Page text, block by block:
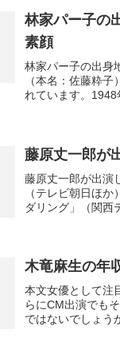
林家パー子の
素顔
林家パー子の出身
（本名：佐藤粋
れています。
藤原丈一郎が
藤原丈一郎が出演
（テレビ朝日ほ
ダリング」（関西
木竜麻生の年
本文女優として注
らにCM出演でも
ではないでしょう